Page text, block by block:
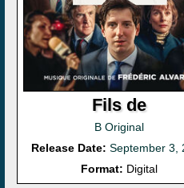
Fils de
B Original
Release Date: September 3,
Format: Digital